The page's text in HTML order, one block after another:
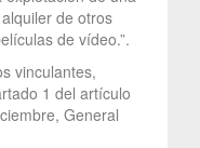
de otros
de vídeo.”.
vinculantes,
1 del artículo
General